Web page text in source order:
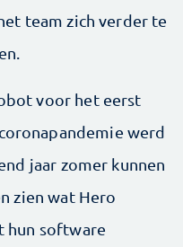
team zich verder te
voor het eerst
werd
jaar zomer kunnen
zien wat Hero
hun software